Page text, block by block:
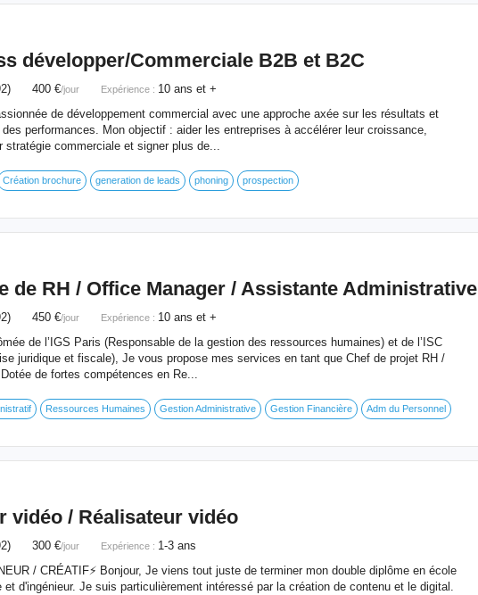
développer/Commerciale B2B et B2C
400 €/jour Expérience : 10 ans et +
de développement commercial avec une approche axée sur les résultats et
des performances. Mon objectif : aider les entreprises à accélérer leur croissance,
stratégie commerciale et signer plus de...
Création brochure generation de leads phoning prospection
de RH / Office Manager / Assistante Administrative
450 €/jour Expérience : 10 ans et +
de l’IGS Paris (Responsable de la gestion des ressources humaines) et de l’ISC
juridique et fiscale), Je vous propose mes services en tant que Chef de projet RH /
de fortes compétences en Re...
Ressources Humaines Gestion Administrative Gestion Financière Adm du Personnel
vidéo / Réalisateur vidéo
300 €/jour Expérience : 1-3 ans
/ CRÉATIF⚡️ Bonjour, Je viens tout juste de terminer mon double diplôme en école
et d'ingénieur. Je suis particulièrement intéressé par la création de contenu et le digital.